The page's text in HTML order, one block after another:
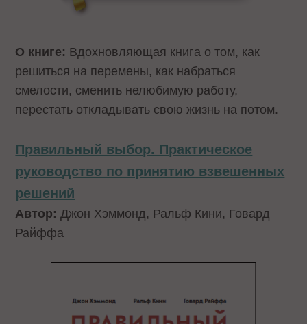
О книге: Вдохновляющая книга о том, как
решиться на перемены, как набраться
смелости, сменить нелюбимую работу,
перестать откладывать свою жизнь на потом.
Правильный выбор. Практическое
руководство по принятию взвешенных
решений
Автор:Джон Хэммонд, Ральф Кини, Говард
Райффа